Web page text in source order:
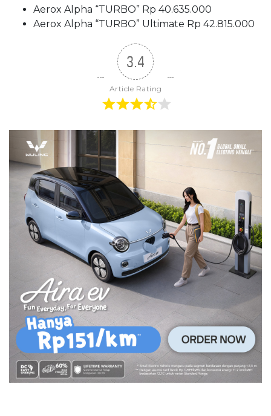
Aerox Alpha “TURBO” Rp 40.635.000
Aerox Alpha “TURBO” Ultimate Rp 42.815.000
3.4
Article Rating